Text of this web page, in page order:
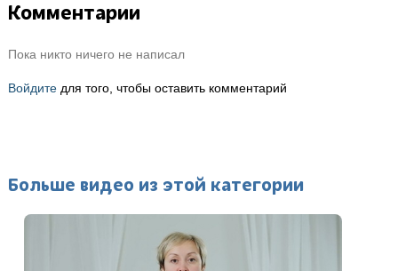
Комментарии
Пока никто ничего не написал
Войдитедля того, чтобы оставить комментарий
Больше видео из этой категории